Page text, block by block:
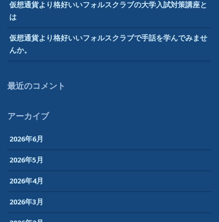
教
導”
仮想通貨より格好いいフォルスクラブの大学入試対策講座と
は
仮想通貨より格好いいフォルスクラブで手話を学んでみませ
んか。
最近のコメント
アーカイブ
2026年6月
2026年5月
2026年4月
2026年3月